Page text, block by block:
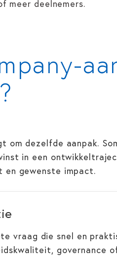
meer deelnemers.
om dezelfde aanpak.
in een
gewenste impact.
vraag die snel en
governance